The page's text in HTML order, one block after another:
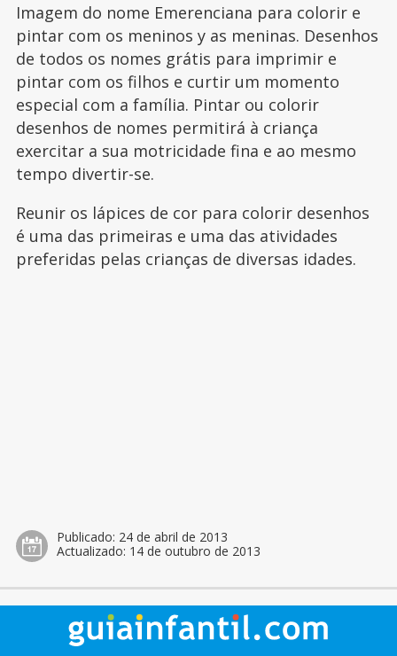
Imagem do nome Emerenciana para colorir e
pintar com os meninos y as meninas. Desenhos
de todos os nomes grátis para imprimir e
pintar com os filhos e curtir um momento
especial com a família. Pintar ou colorir
desenhos de nomes permitirá à criança
exercitar a sua motricidade fina e ao mesmo
tempo divertir-se.
Reunir os lápices de cor para colorir desenhos
é uma das primeiras e uma das atividades
preferidas pelas crianças de diversas idades.
Publicado: 24 de abril de 2013
Actualizado: 14 de outubro de 2013